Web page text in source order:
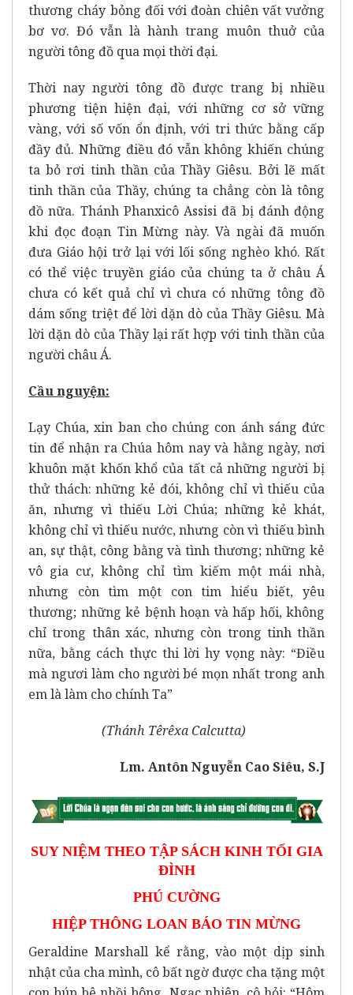
thương cháy bỏng đối với đoàn chiên vất vưởng
bơ vơ. Đó vẫn là hành trang muôn thuở của
người tông đồ qua mọi thời đại.
Thời nay người tông đồ được trang bị nhiều
phương tiện hiện đại, với những cơ sở vững
vàng, với số vốn ổn định, với tri thức bằng cấp
đầy đủ. Những điều đó vẫn không khiến chúng
ta bỏ rơi tinh thần của Thầy Giêsu. Bởi lẽ mất
tinh thần của Thầy, chúng ta chẳng còn là tông
đồ nữa. Thánh Phanxicô Assisi đã bị đánh động
khi đọc đoạn Tin Mừng này. Và ngài đã muốn
đưa Giáo hội trở lại với lối sống nghèo khó. Rất
có thể việc truyền giáo của chúng ta ở châu Á
chưa có kết quả chỉ vì chưa có những tông đồ
dám sống triệt để lời dặn dò của Thầy Giêsu. Mà
lời dặn dò của Thầy lại rất hợp với tinh thần của
người châu Á.
Cầu nguyện:
Lạy Chúa, xin ban cho chúng con ánh sáng đức
tin để nhận ra Chúa hôm nay và hằng ngày, nơi
khuôn mặt khốn khổ của tất cả những người bị
thử thách: những kẻ đói, không chỉ vì thiếu của
ăn, nhưng vì thiếu Lời Chúa; những kẻ khát,
không chỉ vì thiếu nước, nhưng còn vì thiếu bình
an, sự thật, công bằng và tình thương; những kẻ
vô gia cư, không chỉ tìm kiếm một mái nhà,
nhưng còn tìm một con tim hiểu biết, yêu
thương; những kẻ bệnh hoạn và hấp hối, không
chỉ trong thân xác, nhưng còn trong tinh thần
nữa, bằng cách thực thi lời hy vọng này: “Điều
mà ngươi làm cho người bé mọn nhất trong anh
em là làm cho chính Ta”
(Thánh Têrêxa Calcutta)
Lm. Antôn Nguyễn Cao Siêu, S.J
SUY NIỆM THEO TẬP SÁCH KINH TỐI GIA
ĐÌNH
PHÚ CƯỜNG
HIỆP THÔNG LOAN BÁO TIN MỪNG
Geraldine Marshall kể rằng, vào một dịp sinh
nhật của cha mình, cô bất ngờ được cha tặng một